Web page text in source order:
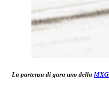
La partenza di gara uno della